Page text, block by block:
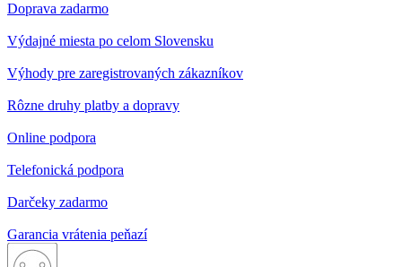
Doprava zadarmo
Výdajné miesta po celom Slovensku
Výhody pre zaregistrovaných zákazníkov
Rôzne druhy platby a dopravy
Online podpora
Telefonická podpora
Darčeky zadarmo
Garancia vrátenia peňazí